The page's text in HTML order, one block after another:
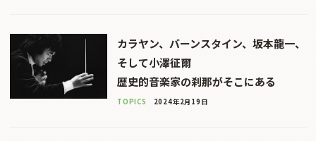
カラヤン、バーンスタイン、坂本龍一、
そして小澤征爾
歴史的音楽家の刹那がそこにある
TOPICS 2024年2月19日